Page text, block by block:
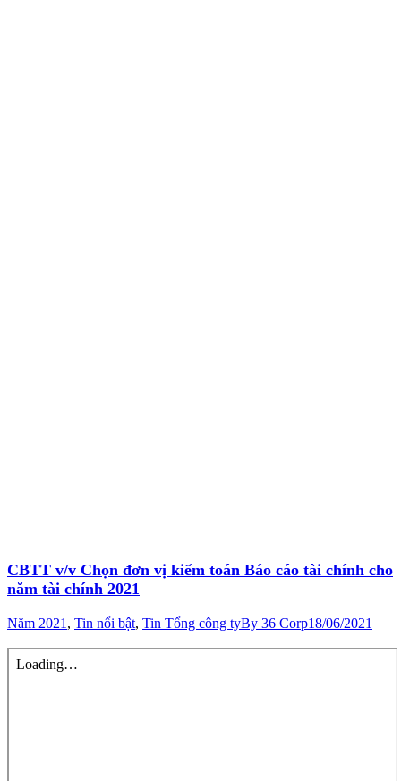
CBTT v/v Chọn đơn vị kiểm toán Báo cáo tài chính cho
năm tài chính 2021
Năm 2021 , Tin nổi bật, Tin Tổng công tyBy 36 Corp18/06/2021